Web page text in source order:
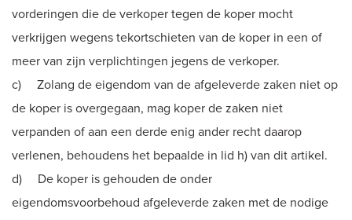
vorderingen die de verkoper tegen de koper mocht
verkrijgen wegens tekortschieten van de koper in een of
meer van zijn verplichtingen jegens de verkoper.
c) Zolang de eigendom van de afgeleverde zaken niet op
de koper is overgegaan, mag koper de zaken niet
verpanden of aan een derde enig ander recht daarop
verlenen, behoudens het bepaalde in lid h) van dit artikel.
d) De koper is gehouden de onder
eigendomsvoorbehoud afgeleverde zaken met de nodige